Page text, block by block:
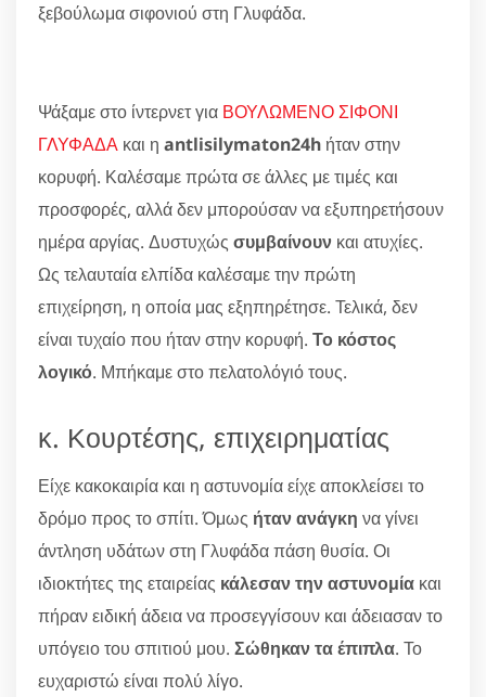
ξεβούλωμα σιφονιού στη Γλυφάδα.
Ψάξαμε στο ίντερνετ για ΒΟΥΛΩΜΕΝΟ ΣΙΦΟΝΙ
ΓΛΥΦΑΔΑ και η antlisilymaton24h ήταν στην
κορυφή. Καλέσαμε πρώτα σε άλλες με τιμές και
προσφορές, αλλά δεν μπορούσαν να εξυπηρετήσουν
ημέρα αργίας. Δυστυχώς συμβαίνουν και ατυχίες.
Ως τελαυταία ελπίδα καλέσαμε την πρώτη
επιχείρηση, η οποία μας εξηπηρέτησε. Τελικά, δεν
είναι τυχαίο που ήταν στην κορυφή. Το κόστος
λογικό. Μπήκαμε στο πελατολόγιό τους.
κ. Κουρτέσης, επιχειρηματίας
Είχε κακοκαιρία και η αστυνομία είχε αποκλείσει το
δρόμο προς το σπίτι. Όμως ήταν ανάγκη να γίνει
άντληση υδάτων στη Γλυφάδα πάση θυσία. Οι
ιδιοκτήτες της εταιρείας κάλεσαν την αστυνομία και
πήραν ειδική άδεια να προσεγγίσουν και άδειασαν το
υπόγειο του σπιτιού μου. Σώθηκαν τα έπιπλα. Το
ευχαριστώ είναι πολύ λίγο.